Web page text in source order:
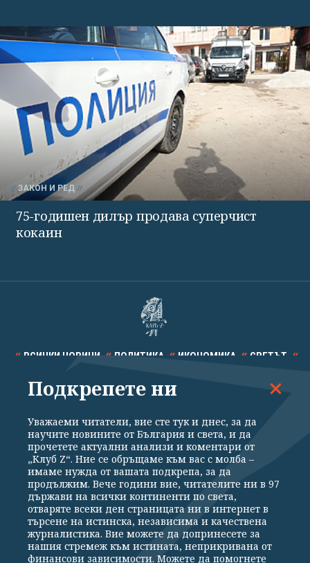
ЗАКОН И РЕД
75-годишен дилър продава суперчист
кокаин
ВСИЧКИ НОВИНИ ПОЛИТИКА ИКОНОМИКА СВЕТЪТ
СПОРТ КУЛТУРА ТЕХНОЛОГИИ КАЛЕЙДОСКОП
Общи условия
Политика за поверителност
Реклама
Партньори Контакти
За Клуб Z
Екип
Подкрепете ни
Подкрепете ни
Уважаеми читатели, вие сте тук и днес, за да
научите новините от България и света, и да
прочетете актуални анализи и коментари от
„Клуб Z“. Ние се обръщаме към вас с молба –
имаме нужда от вашата подкрепа, за да
продължим. Вече години вие, читателите ни в 97
държави на всички континенти по света,
отваряте всеки ден страницата ни в интернет в
търсене на истинска, независима и качествена
журналистика. Вие можете да допринесете за
нашия стремеж към истината, неприкривана от
финансови зависимости. Можете да помогнете